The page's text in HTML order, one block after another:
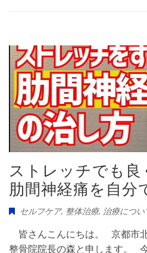
ストレッチでも良
肋間神経痛を自分
セルフケア, 整体治療, 治療につい
皆さんこんにちは。 京都市
整骨院院長の森と申します。